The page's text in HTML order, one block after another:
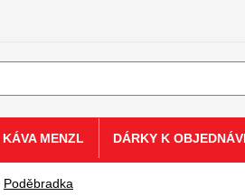
Poděbradka
KÁVA MENZL DÁRKY K